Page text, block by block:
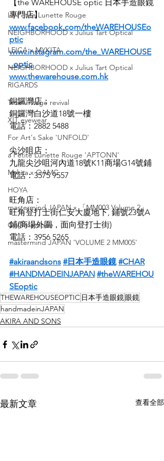
La Petite Lunette Rouge
NEIGHBORHOOD x Julius Tart Optical
LEICA x MYKITA
NEIGHBORHOOD x Julius Tart Optical
RIGARDS
True vintage revival
XIT eyewear
For Art's Sake 'UNFOLD'
a Petite Lunette Rouge 'APTONN'
Mykita x OAMC
HOYA
mastermind JAPAN x 「MM003 Volume 2」
OnOmatopee
mastermind JAPAN 'VOLUME 2 MM005'
【the WAREHOUSE optic 日本手造眼鏡
專門店】
www.facebook.com/theWAREHOUSEo
ptic
www.instagram.com/the_WAREHOUSE
_optic
www.thewarehouse.com.hk
銅鑼灣店：
銅鑼灣白沙道18號一樓
電話：2882 5488
尖沙咀店：
九龍尖沙咀河內道18號K11商場G14號鋪
電話：3575 9557
旺角店：
旺角登打士街仁安大廈地下, 鋪號23號A
鋪(商場外圍，面向登打士街)
電話：3956 5265
#akiraandsons #日本手造眼鏡 #CHAR
#HANDMADEINJAPAN #theWAREHOU
SEoptic
THEWAREHOUSEOPTIC 日本手造眼鏡眼鏡
handmadeinJAPAN
AKIRA AND SONS
最新文章 查看全部